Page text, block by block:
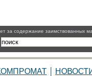
за содержание заимствованных